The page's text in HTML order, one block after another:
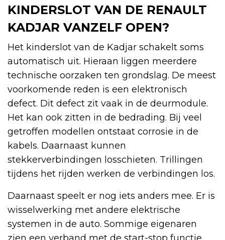
KINDERSLOT VAN DE RENAULT
KADJAR VANZELF OPEN?
Het kinderslot van de Kadjar schakelt soms
automatisch uit. Hieraan liggen meerdere
technische oorzaken ten grondslag. De meest
voorkomende reden is een elektronisch
defect. Dit defect zit vaak in de deurmodule.
Het kan ook zitten in de bedrading. Bij veel
getroffen modellen ontstaat corrosie in de
kabels. Daarnaast kunnen
stekkerverbindingen losschieten. Trillingen
tijdens het rijden werken de verbindingen los.
Daarnaast speelt er nog iets anders mee. Er is
wisselwerking met andere elektrische
systemen in de auto. Sommige eigenaren